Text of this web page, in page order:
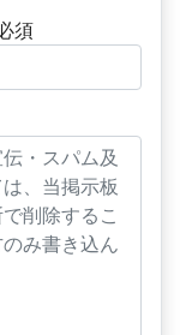
須